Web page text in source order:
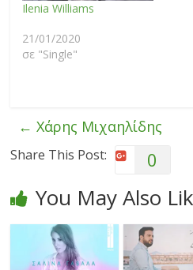
Ilenia Williams
21/01/2020
σε "Single"
← Χάρης Μιχαηλίδης
Share This Post: 0
You May Also